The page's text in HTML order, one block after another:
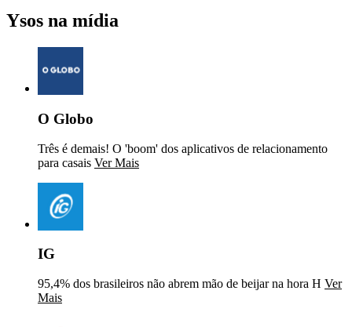
Ysos na mídia
O Globo
Três é demais! O 'boom' dos aplicativos de relacionamento
para casais Ver Mais
IG
95,4% dos brasileiros não abrem mão de beijar na hora H Ver
Mais